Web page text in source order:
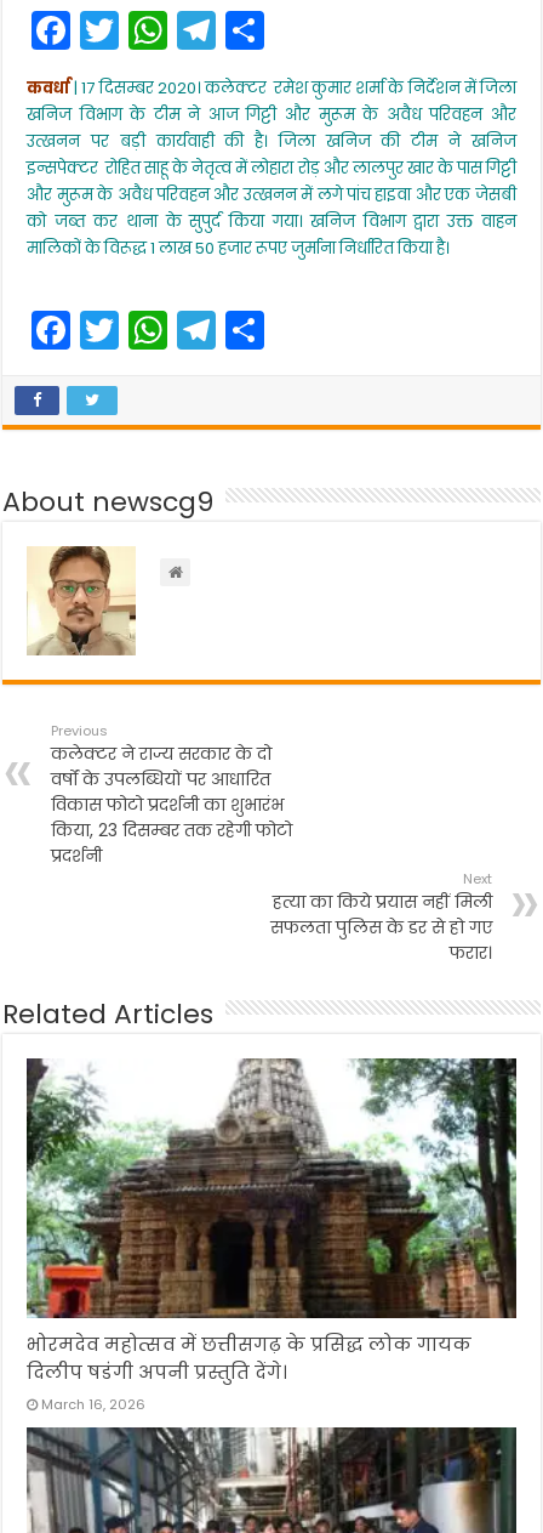
और
मुरूम
के
परिवहन
और
उत्खनन
में
लगे
पांच
हाइवा
और
वाहन
मालिकों
लाख
जुर्माना
F
a
c
e
b
o
o
k
T
w
itt
er
W
h
a
ts
A
p
p
T
el
e
gr
a
m
h
ar
e
कवर्धा| 17 दिसम्बर 2020। कलेक्टर रमेश कुमार शर्मा के निर्देशन में जिला
खनिज विभाग के टीम ने आज गिट्टी और मुरूम के अवैध परिवहन और
उत्खनन पर बड़ी कार्यवाही की है। जिला खनिज की टीम ने खनिज
इन्सपेक्टर रोहित साहू के नेतृत्व में लोहारा रोड़ और लालपुर खार के पास गिट्टी
और मुरूम के अवैध परिवहन और उत्खनन में लगे पांच हाइवा और एक जेसबी
को जब्त कर थाना के सुपुर्द किया गया। खनिज विभाग द्वारा उक्त वाहन
मालिकों के विरूद्ध 1 लाख 50 हजार रूपए जुर्माना निर्धारित किया है।
F
a
c
e
b
o
o
k
T
w
er
W
h
ts
A
p
p
T
el
gr
a
e
About newscg9
Previous
कलेक्टर ने राज्य सरकार के दो
वर्षों के उपलब्धियों पर आधारित
विकास फोटो प्रदर्शनी का शुभारंभ
किया, 23 दिसम्बर तक रहेगी फोटो
प्रदर्शनी
Next
हत्या का किये प्रयास नहीं मिली
सफलता पुलिस के डर से हो गए
फरार।
Related Articles
भोरमदेव महोत्सव में छत्तीसगढ़ के प्रसिद्ध लोक गायक
दिलीप षडंगी अपनी प्रस्तुति देंगे।
March 16, 2026